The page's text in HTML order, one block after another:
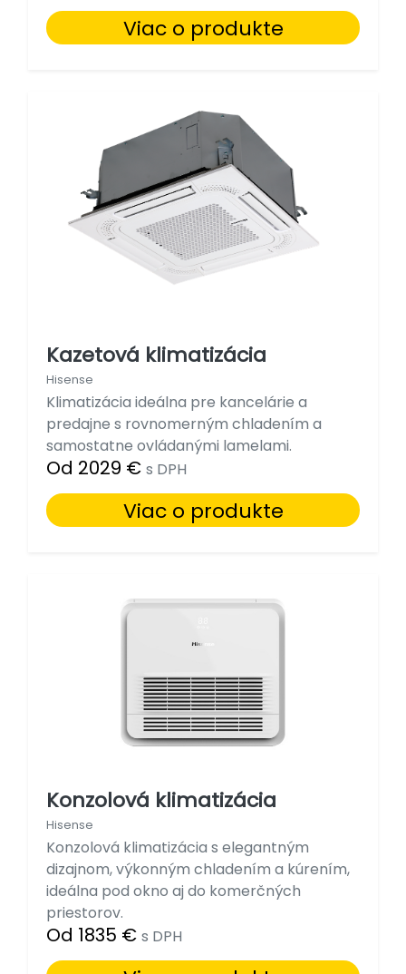
Viac o produkte
Kazetová klimatizácia
Hisense
Klimatizácia ideálna pre kancelárie a
predajne s rovnomerným chladením a
samostatne ovládanými lamelami.
Od 2029 € s DPH
Viac o produkte
Konzolová klimatizácia
Hisense
Konzolová klimatizácia s elegantným
dizajnom, výkonným chladením a kúrením,
ideálna pod okno aj do komerčných
priestorov.
Od 1835 € s DPH